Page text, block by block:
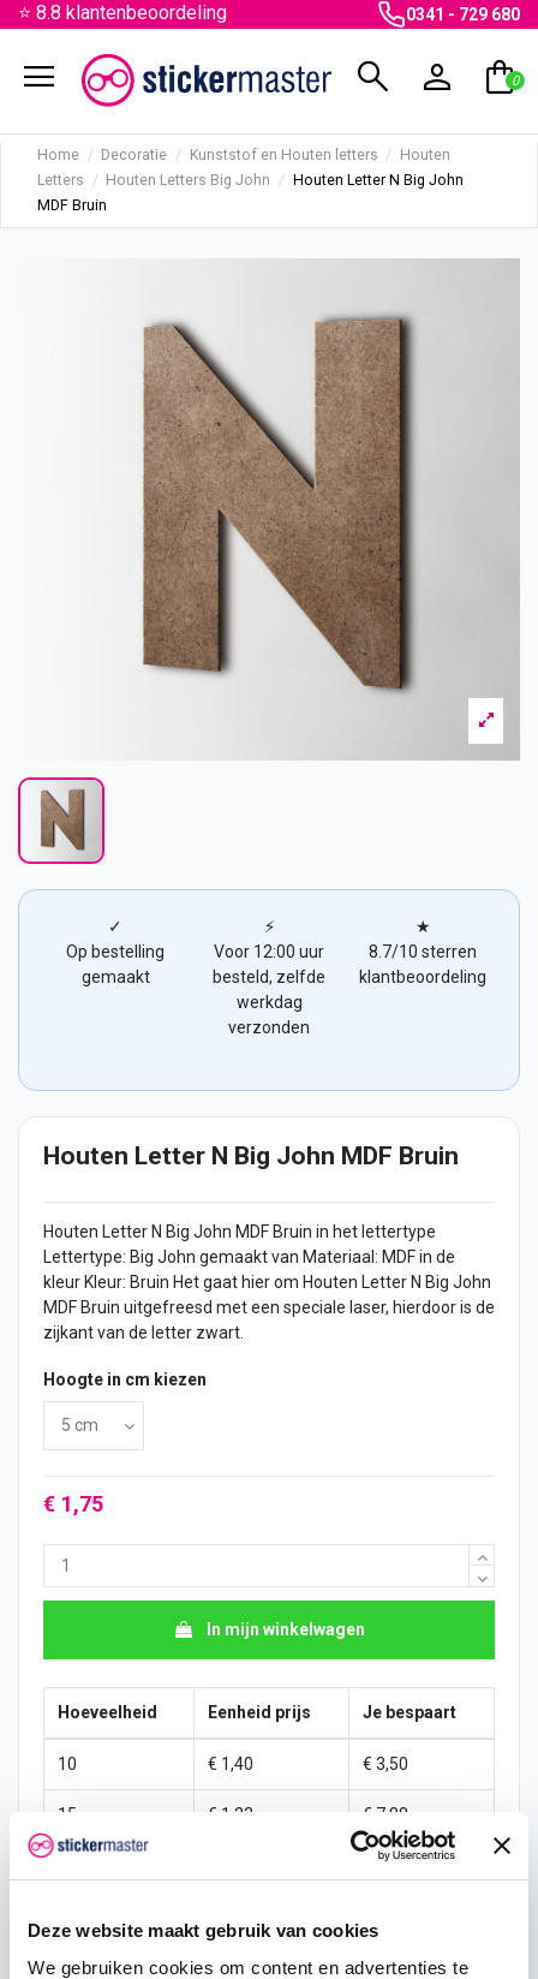
Deze website maakt gebruik van cookies
We gebruiken cookies om content en advertenties te
⭐ 8.8 klantenbeoordeling 0341 - 729 680
menu search person shopping_bag
0
Home Decoratie Kunststof en Houten letters
Houten
Letters
Houten Letters Big John
Houten Letter N Big John
MDF Bruin
✓
Op bestelling
gemaakt
⚡
Voor 12:00 uur
besteld, zelfde
werkdag
verzonden
★
8.7/10 sterren
klantbeoordeling
Houten Letter N Big John MDF Bruin
Houten Letter N Big John MDF Bruin in het lettertype
Lettertype: Big John gemaakt van Materiaal: MDF in de
kleur Kleur: Bruin Het gaat hier om Houten Letter N Big John
MDF Bruin uitgefreesd met een speciale laser, hierdoor is de
zijkant van de letter zwart.
Hoogte in cm kiezen
€ 1,75
In mijn winkelwagen
Hoeveelheid Eenheid prijs Je bespaart
10 € 1,40 € 3,50
15 € 1,23 € 7,88
€ 15,31
100 € 0,96 € 78,75